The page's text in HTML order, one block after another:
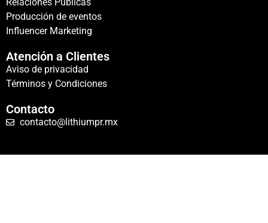
Producción de eventos
Influencer Marketing
Atención a Clientes
Aviso de privacidad
Términos y Condiciones
Contacto
contacto@lithiumpr.mx